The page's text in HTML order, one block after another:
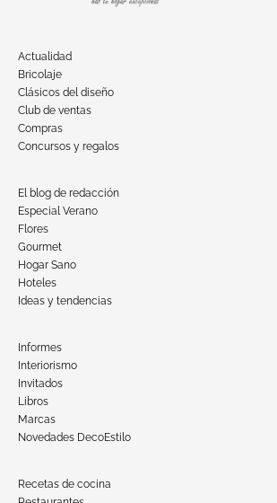
Actualidad
Bricolaje
Clásicos del diseño
Club de ventas
Compras
Concursos y regalos
El blog de redacción
Especial Verano
Flores
Gourmet
Hogar Sano
Hoteles
Ideas y tendencias
Informes
Interiorismo
Invitados
Libros
Marcas
Novedades DecoEstilo
Recetas de cocina